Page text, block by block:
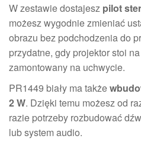
W zestawie dostajesz pilot
możesz wygodnie zmieniać
obrazu bez podchodzenia do
przydatne, gdy projektor stoi
zamontowany na uchwycie.
PR1449 biały ma także
2 W. Dzięki temu możesz od
razie potrzeby rozbudować
lub system audio.